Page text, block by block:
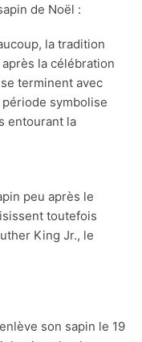
de Noël :
la tradition
la célébration
terminent avec
période symbolise
entourant la
peu après le
toutefois
King Jr., le
son sapin le 19